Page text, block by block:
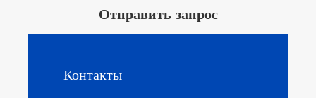
Отправить запрос
Контакты